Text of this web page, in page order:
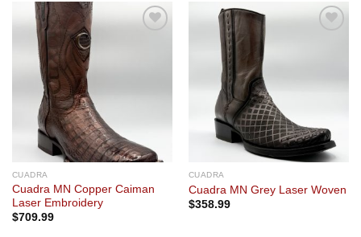
CUADRA
Cuadra MN Copper Caiman
Laser Embroidery
$709.99
CUADRA
Cuadra MN Grey Laser Woven
$358.99